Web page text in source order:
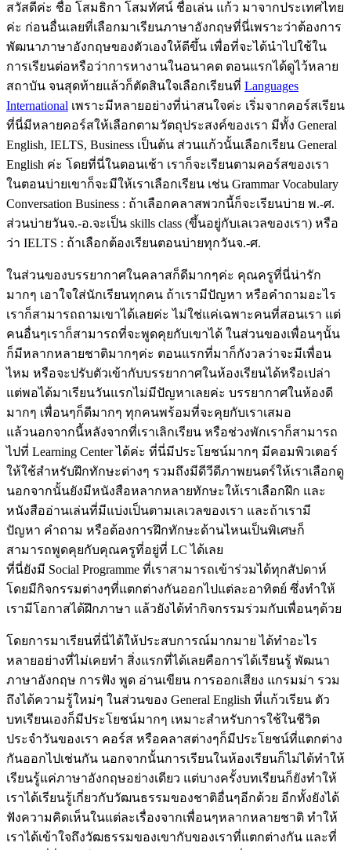
สวัสดีค่ะ ชื่อ โสมธิกา โสมทัศน์ ชื่อเล่น แก้ว มาจากประเทศไทย
ค่ะ ก่อนอื่นเลยที่เลือกมาเรียนภาษาอังกฤษที่นี่เพราะว่าต้องการ
พัฒนาภาษาอังกฤษของตัวเองให้ดีขึ้น เพื่อที่จะได้นำไปใช้ใน
การเรียนต่อหรือว่าการหางานในอนาคต ตอนแรกได้ดูไว้หลาย
สถาบัน จนสุดท้ายแล้วก็ตัดสินใจเลือกเรียนที่ Languages
International เพราะมีหลายอย่างที่น่าสนใจค่ะ เริ่มจากคอร์สเรียน
ที่นี่มีหลายคอร์สให้เลือกตามวัตถุประสงค์ของเรา มีทั้ง General
English, IELTS, Business เป็นต้น ส่วนแก้วนั้นเลือกเรียน General
English ค่ะ โดยที่นี่ในตอนเช้า เราก็จะเรียนตามคอร์สของเรา
ในตอนบ่ายเขาก็จะมีให้เราเลือกเรียน เช่น Grammar Vocabulary
Conversation Business : ถ้าเลือกคลาสพวกนี้ก็จะเรียนบ่าย พ.-ศ.
ส่วนบ่ายวันจ.-อ.จะเป็น skills class (ขึ้นอยู่กับเลเวลของเรา) หรือ
ว่า IELTS : ถ้าเลือกต้องเรียนตอนบ่ายทุกวันจ.-ศ.
ในส่วนของบรรยากาศในคลาสก็ดีมากๆค่ะ คุณครูที่นี่น่ารัก
มากๆ เอาใจใส่นักเรียนทุกคน ถ้าเรามีปัญหา หรือคำถามอะไร
เราก็สามารถถามเขาได้เลยค่ะ ไม่ใช่แค่เฉพาะคนที่สอนเรา แต่
คนอื่นๆเราก็สามารถที่จะพูดคุยกับเขาได้ ในส่วนของเพื่อนๆนั้น
ก็มีหลากหลายชาติมากๆค่ะ ตอนแรกที่มาก็กังวลว่าจะมีเพื่อน
ไหม หรือจะปรับตัวเข้ากับบรรยากาศในห้องเรียนได้หรือเปล่า
แต่พอได้มาเรียนวันแรกไม่มีปัญหาเลยค่ะ บรรยากาศในห้องดี
มากๆ เพื่อนๆก็ดีมากๆ ทุกคนพร้อมที่จะคุยกับเราเสมอ
แล้วนอกจากนี้หลังจากที่เราเลิกเรียน หรือช่วงพักเราก็สามารถ
ไปที่ Learning Center ได้ค่ะ ที่นี่มีประโยชน์มากๆ มีคอมพิวเตอร์
ให้ใช้สำหรับฝึกทักษะต่างๆ รวมถึงมีดีวีดีภาพยนตร์ให้เราเลือกดู
นอกจากนั้นยังมีหนังสือหลากหลายทักษะให้เราเลือกฝึก และ
หนังสืออ่านเล่นที่มีแบ่งเป็นตามเลเวลของเรา และถ้าเรามี
ปัญหา คำถาม หรือต้องการฝึกทักษะด้านไหนเป็นพิเศษก็
สามารถพูดคุยกับคุณครูที่อยู่ที่ LC ได้เลย
ที่นี่ยังมี Social Programme ที่เราสามารถเข้าร่วมได้ทุกสัปดาห์
โดยมีกิจกรรมต่างๆที่แตกต่างกันออกไปแต่ละอาทิตย์ ซึ่งทำให้
เรามีโอกาสได้ฝึกภาษา แล้วยังได้ทำกิจกรรมร่วมกับเพื่อนๆด้วย
โดยการมาเรียนที่นี่ได้ให้ประสบการณ์มากมาย ได้ทำอะไร
หลายอย่างที่ไม่เคยทำ สิ่งแรกที่ได้เลยคือการได้เรียนรู้ พัฒนา
ภาษาอังกฤษ การฟัง พูด อ่านเขียน การออกเสียง แกรมม่า รวม
ถึงได้ความรู้ใหม่ๆ ในส่วนของ General English ที่แก้วเรียน ตัว
บทเรียนเองก็มีประโยชน์มากๆ เหมาะสำหรับการใช้ในชีวิต
ประจำวันของเรา คอร์ส หรือคลาสต่างๆก็มีประโยชน์ที่แตกต่าง
กันออกไปเช่นกัน นอกจากนั้นการเรียนในห้องเรียนก็ไม่ได้ทำให้
เรียนรู้แค่ภาษาอังกฤษอย่างเดียว แต่บางครั้งบทเรียนก็ยังทำให้
เราได้เรียนรู้เกี่ยวกับวัฒนธรรมของชาติอื่นๆอีกด้วย อีกทั้งยังได้
ฟังความคิดเห็นในแต่ละเรื่องจากเพื่อนๆหลากหลายชาติ ทำให้
เราได้เข้าใจถึงวัฒธรรมของเขากับของเราที่แตกต่างกัน และที่